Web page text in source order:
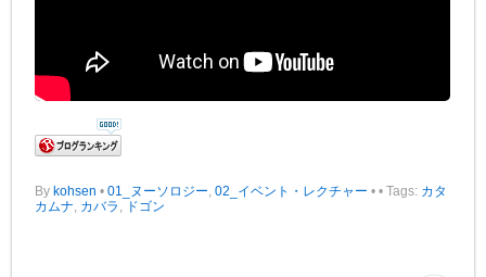
Bykohsen • 01_ヌーソロジー ,02_イベント・レクチャー • • Tags: カタ
カムナ カバラ ドゴン